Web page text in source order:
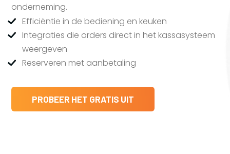
onderneming.
Efficiëntie in de bediening en keuken
Integraties die orders direct in het kassasysteem
weergeven
Reserveren met aanbetaling
PROBEER HET GRATIS UIT